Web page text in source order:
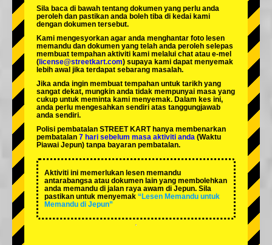
Sila baca di bawah tentang dokumen yang perlu anda
peroleh dan pastikan anda boleh tiba di kedai kami
dengan dokumen tersebut.
Kami mengesyorkan agar anda menghantar foto lesen
memandu dan dokumen yang telah anda peroleh selepas
membuat tempahan aktiviti kami melalui chat atau e-mel
( license@streetkart.com) supaya kami dapat menyemak
lebih awal jika terdapat sebarang masalah.
Jika anda ingin membuat tempahan untuk tarikh yang
sangat dekat, mungkin anda tidak mempunyai masa yang
cukup untuk meminta kami menyemak. Dalam kes ini,
anda perlu mengesahkan sendiri atas tanggungjawab
anda sendiri.
Polisi pembatalan STREET KART hanya membenarkan
pembatalan 7 hari sebelum masa aktiviti anda (Waktu
Piawai Jepun) tanpa bayaran pembatalan.
Aktiviti ini memerlukan lesen memandu
antarabangsa atau dokumen lain yang membolehkan
anda memandu di jalan raya awam di Jepun. Sila
pastikan untuk menyemak “Lesen Memandu untuk
Memandu di Jepun”